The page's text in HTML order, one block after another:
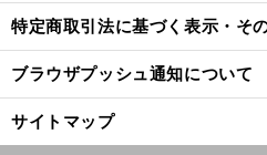
特定商取引法に基づく表示・そ
ブラウザプッシュ通知について
サイトマップ